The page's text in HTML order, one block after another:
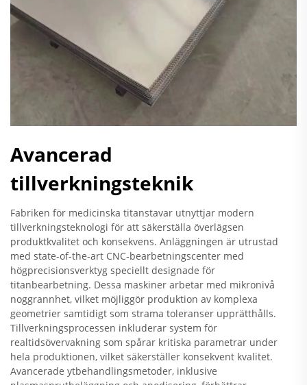
Avancerad
tillverkningsteknik
Fabriken för medicinska titanstavar utnyttjar modern
tillverkningsteknologi för att säkerställa överlägsen
produktkvalitet och konsekvens. Anläggningen är utrustad
med state-of-the-art CNC-bearbetningscenter med
högprecisionsverktyg speciellt designade för
titanbearbetning. Dessa maskiner arbetar med mikronivå
noggrannhet, vilket möjliggör produktion av komplexa
geometrier samtidigt som strama toleranser upprätthålls.
Tillverkningsprocessen inkluderar system för
realtidsövervakning som spårar kritiska parametrar under
hela produktionen, vilket säkerställer konsekvent kvalitet.
Avancerade ytbehandlingsmetoder, inklusive